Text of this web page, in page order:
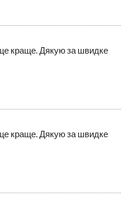
краще. Дякую за швидке
краще. Дякую за швидке